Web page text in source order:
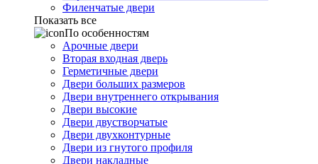
Филенчатые двери
Показать все
По особенностям
Арочные двери
Вторая входная дверь
Герметичные двери
Двери больших размеров
Двери внутреннего открывания
Двери высокие
Двери двустворчатые
Двери двухконтурные
Двери из гнутого профиля
Двери накладные